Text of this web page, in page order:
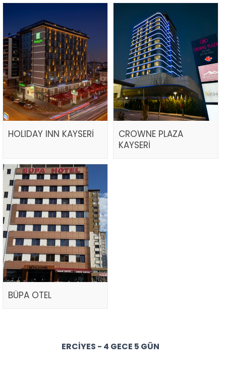
HOLIDAY INN KAYSERİ
CROWNE PLAZA
KAYSERİ
BÜPA OTEL
ERCIYES - 4 GECE 5 GÜN